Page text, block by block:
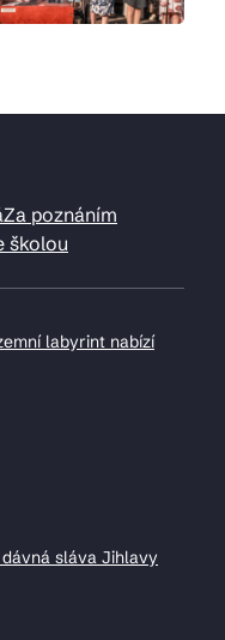
Za poznáním
školou
labyrint nabízí
sláva Jihlavy